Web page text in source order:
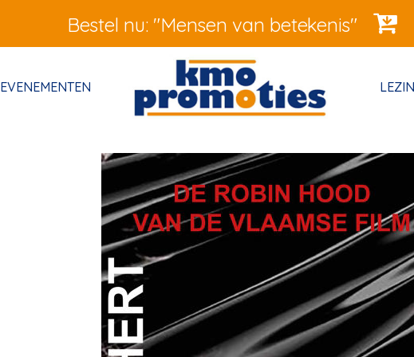
Bestel nu: "Mensen van betekenis"
EVENEMENTEN